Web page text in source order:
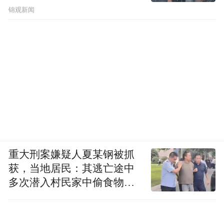
锦观新闻
重大刑案嫌疑人夏某钢被抓
获，当地居民：其逃亡途中
多次潜入村民家中偷食物被